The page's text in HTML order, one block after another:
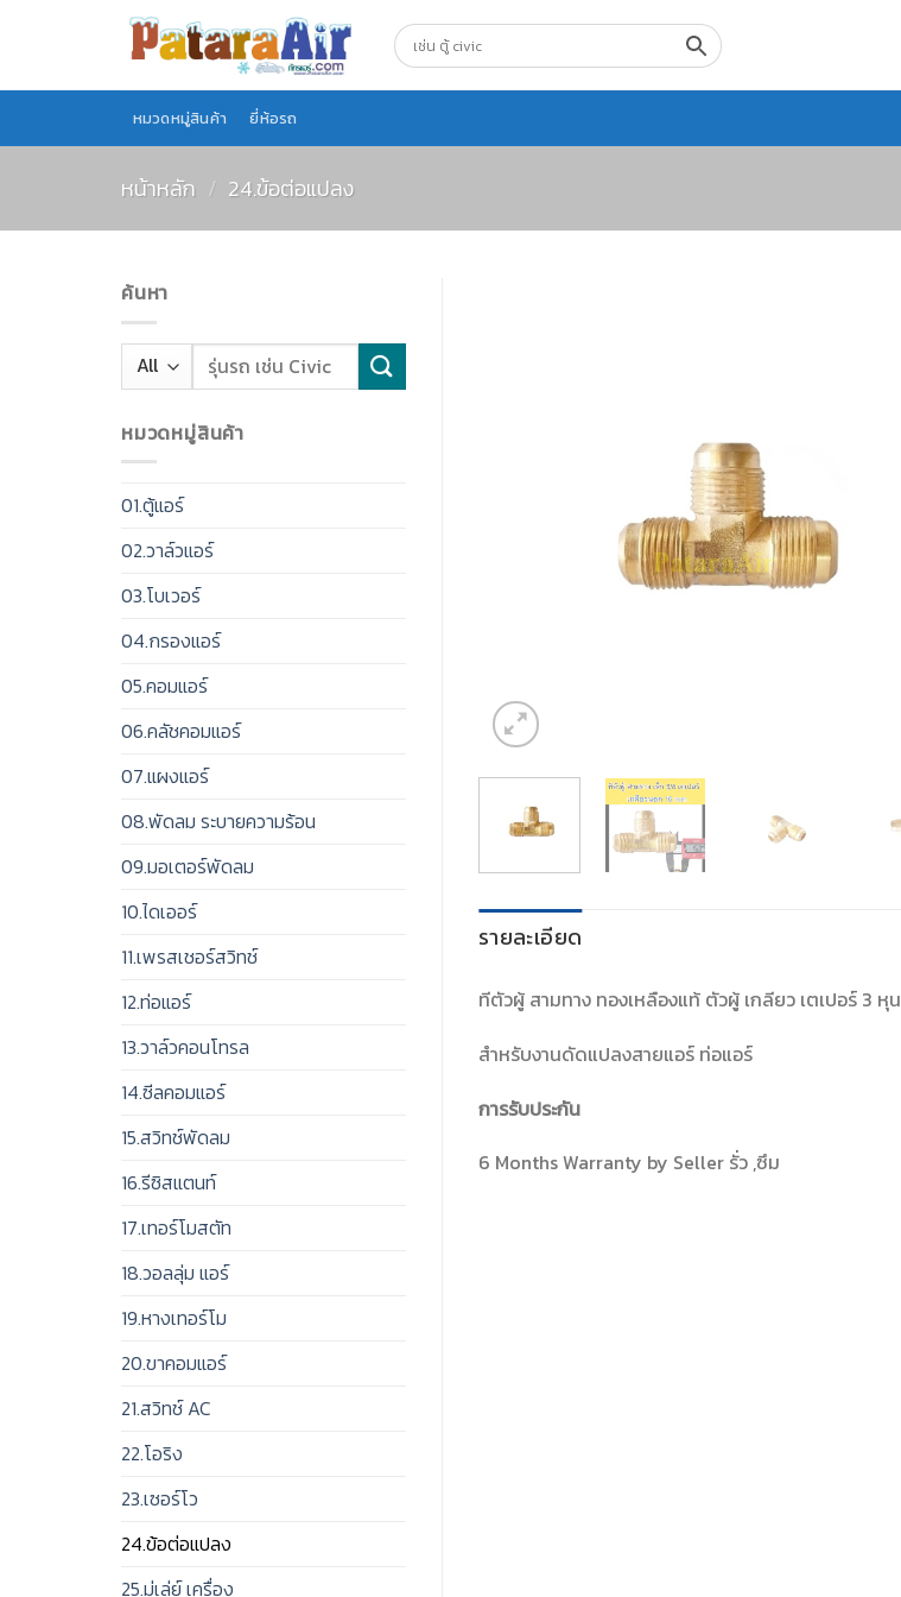
หมวดหมู่สินค้า ยี่ห้อรถ
หน้าหลัก / 24.ข้อต่อแปลง
ค้นหา
หมวดหมู่สินค้า
01.ตู้แอร์
02.วาล์วแอร์
03.โบเวอร์
04.กรองแอร์
05.คอมแอร์
06.คลัชคอมแอร์
07.แผงแอร์
08.พัดลม ระบายความร้อน
09.มอเตอร์พัดลม
10.ไดเออร์
11.เพรสเชอร์สวิทช์
12.ท่อแอร์
13.วาล์วคอนโทรล
14.ซีลคอมแอร์
15.สวิทช์พัดลม
16.รีซิสแตนท์
17.เทอร์โมสตัท
18.วอลลุ่ม แอร์
19.หางเทอร์โม
20.ขาคอมแอร์
21.สวิทช์ AC
22.โอริง
23.เซอร์โว
24.ข้อต่อแปลง
25.มู่เล่ย์ เครื่อง
รายละเอียด
ทีตัวผู้ สามทาง ทองเหลืองแท้ ตัวผู้ เกลียว เตเปอร์ 3 หุน
สำหรับงานดัดแปลงสายแอร์ ท่อแอร์
การรับประกัน
6 Months Warranty by Seller รั่ว ,ซึม